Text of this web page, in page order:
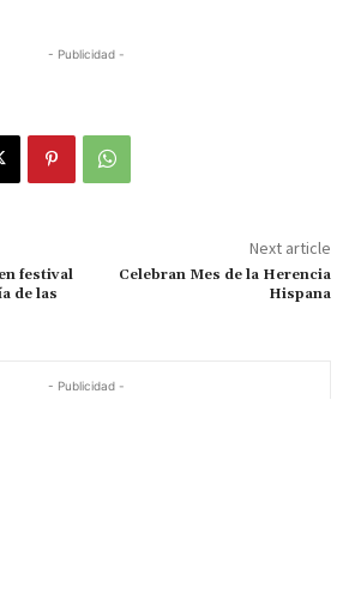
- Publicidad -
festival
de las
Next article
Celebran Mes de la Herencia
Hispana
- Publicidad -